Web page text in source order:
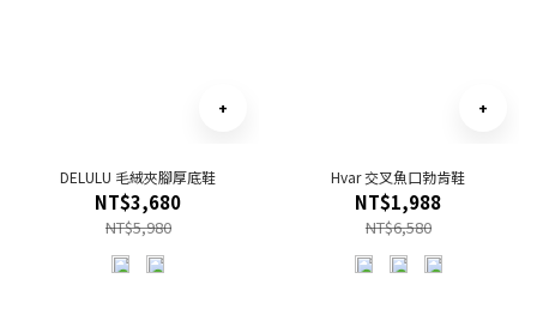
DELULU 毛絨夾腳厚底鞋
NT$3,680
NT$5,980
Hvar 交叉魚口勃肯鞋
NT$1,988
NT$6,580